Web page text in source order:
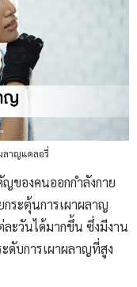
ลาญแคลอรี่
ของคนออกกำลังกาย
ระตุ้นการเผาผลาญ
ะวันได้มากขึ้น ซึ่งมีงาน
ดับการเผาผลาญที่สูง